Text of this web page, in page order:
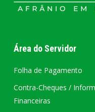
Área do Servidor
Folha de Pagamento
Contra-Cheques /
Financeiras